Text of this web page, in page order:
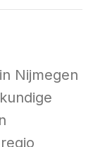
Nijmegen